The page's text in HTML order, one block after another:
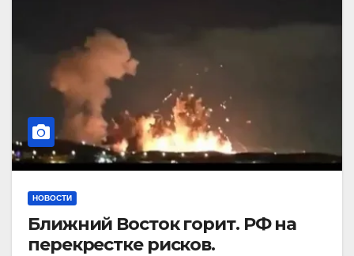
НОВОСТИ
Ближний Восток горит. РФ на
перекрестке рисков.